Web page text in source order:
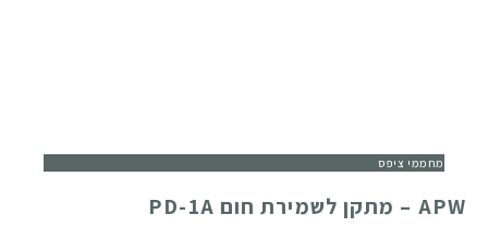
מחממי ציפס
APW – מתקן לשמירת חום PD-1A